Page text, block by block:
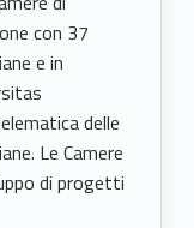
con 37
e in
delle
Le Camere
di progetti